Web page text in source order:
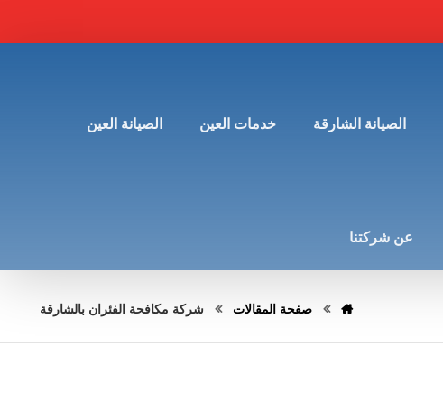
الصيانة الشارقة خدمات العين الصيانة العين
عن شركتنا
صفحة المقالات شركة مكافحة الفئران بالشارقة